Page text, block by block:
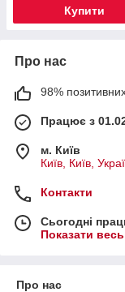
Купити
Про нас
98% позитивних
Працює з
м. Київ
Київ, Київ,
Контакти
Сьогодні
Показати
Про нас